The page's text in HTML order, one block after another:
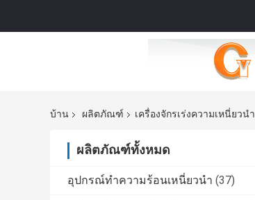
บ้าน ผลิตภัณฑ์ เครื่องจักรเร่งความเหนี่ยวนำ
ผลิตภัณฑ์ทั้งหมด
อุปกรณ์ทำความร้อนเหนี่ยวนำ (37)